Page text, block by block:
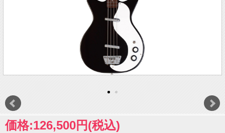
価格:126,500円(税込)